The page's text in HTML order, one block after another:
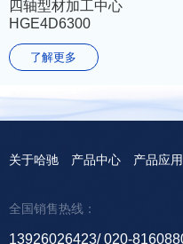
四轴型材加工中心
HGE4D6300
了解更多
关于哈驰 产品中心 产品应用
全国销售热线：
13926026423 020-